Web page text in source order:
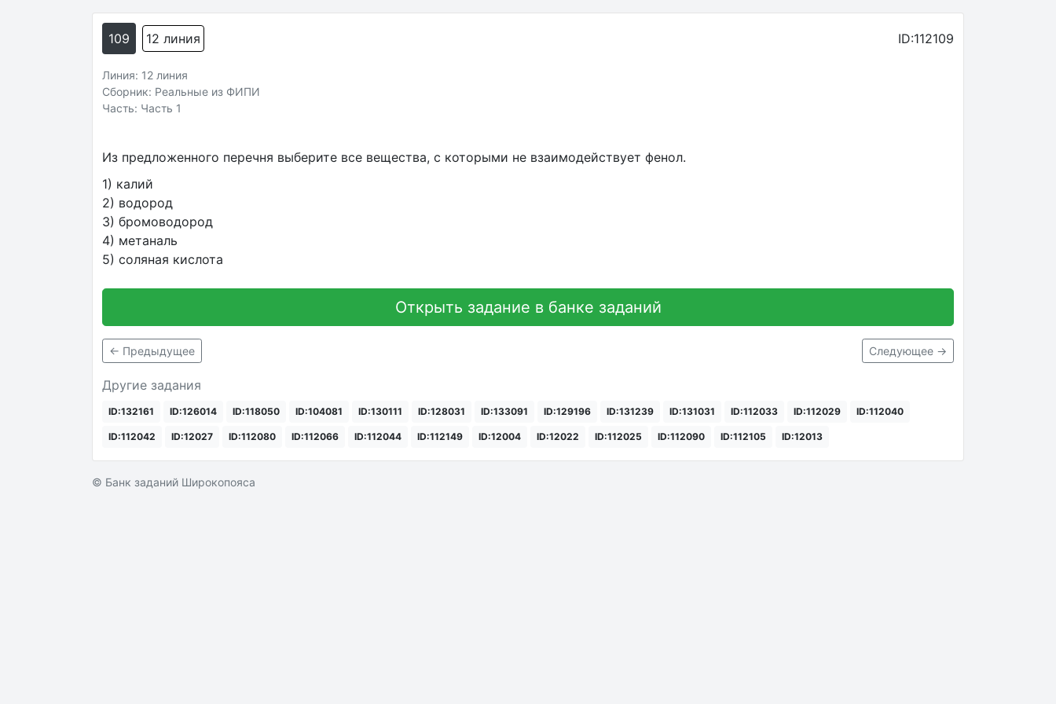
109 12 линия ID:112109
Линия: 12 линия
Сборник: Реальные из ФИПИ
Часть: Часть 1
Из предложенного перечня выберите все вещества, с которыми не взаимодействует фенол.
1) калий
2) водород
3) бромоводород
4) метаналь
5) соляная кислота
Открыть задание в банке заданий
← Предыдущее Следующее →
Другие задания
ID:132161 ID:126014 ID:118050 ID:104081 ID:130111 ID:128031 ID:133091 ID:129196 ID:131239 ID:131031 ID:112033 ID:112029 ID:112040
ID:112042 ID:12027 ID:112080 ID:112066 ID:112044 ID:112149 ID:12004 ID:12022 ID:112025 ID:112090 ID:112105 ID:12013
© Банк заданий Широкопояса